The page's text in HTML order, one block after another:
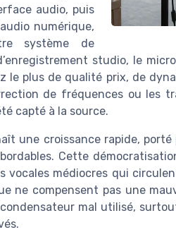
audio, puis
numérique,
système de
studio, le
le plus de qualité prix, de
de fréquences ou les
capté à la source.
une croissance rapide,
Cette
vocales médiocres qui
ne compensent pas une
mal utilisé,